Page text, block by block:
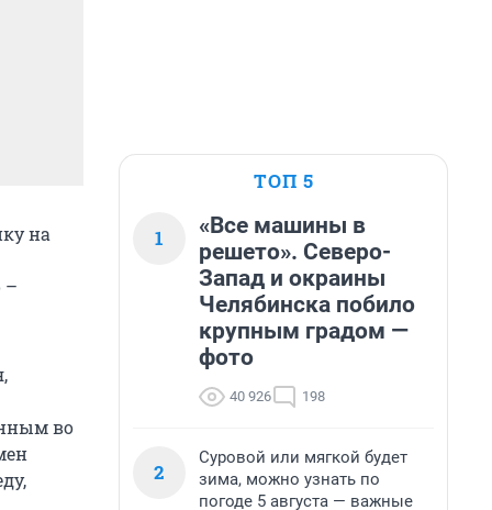
на
–
во
ТОП 5
1
«Все машины в
решето». Северо-
Запад и окраины
Челябинска побило
крупным градом —
фото
40 926 198
2
Суровой или мягкой будет
зима, можно узнать по
погоде 5 августа — важные